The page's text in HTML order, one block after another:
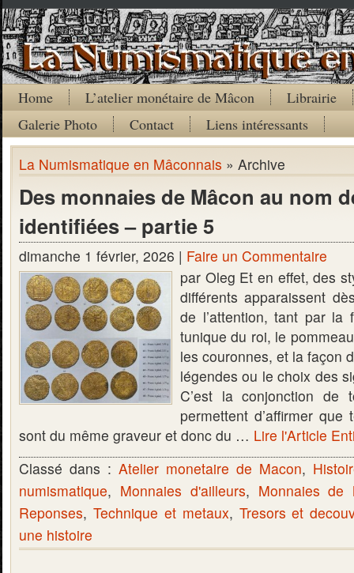
Home L’atelier monétaire de Mâcon
Librairie
Galerie Photo
Contact Liens intéressants
La Numismatique en Mâconnais » Archive
Des monnaies de Mâcon au nom
identifiées – partie 5
dimanche 1 février, 2026 | Faire un Commentaire
par Oleg Et en effet, des
différents apparaissent
de l’attention, tant par la
tunique du roi, le
les couronnes, et la façon
légendes ou le choix des
C’est la conjonction de
permettent d’affirmer
sont du même graveur et donc du … Lire l'Article
Classé dans : Atelier monetaire de Macon,
numismatique, Monnaies d'ailleurs, Monnaies de
Reponses, Technique et metaux, Tresors et
une histoire